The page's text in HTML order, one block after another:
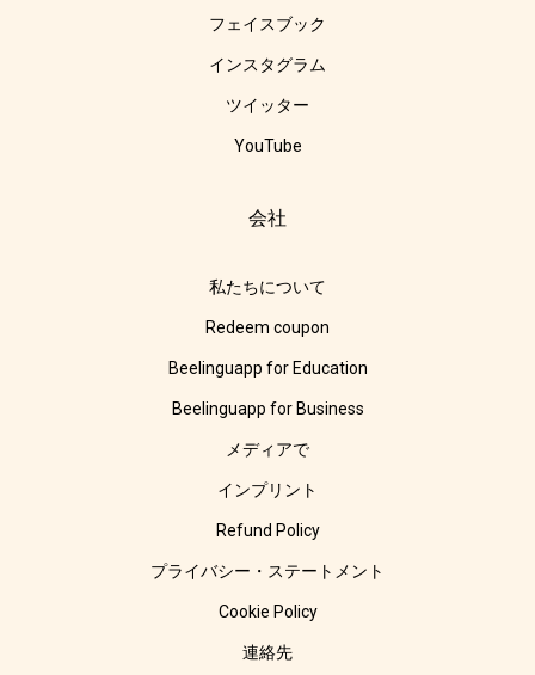
フェイスブック
インスタグラム
ツイッター
YouTube
会社
私たちについて
Redeem coupon
Beelinguapp for Education
Beelinguapp for Business
メディアで
インプリント
Refund Policy
プライバシー・ステートメント
Cookie Policy
連絡先